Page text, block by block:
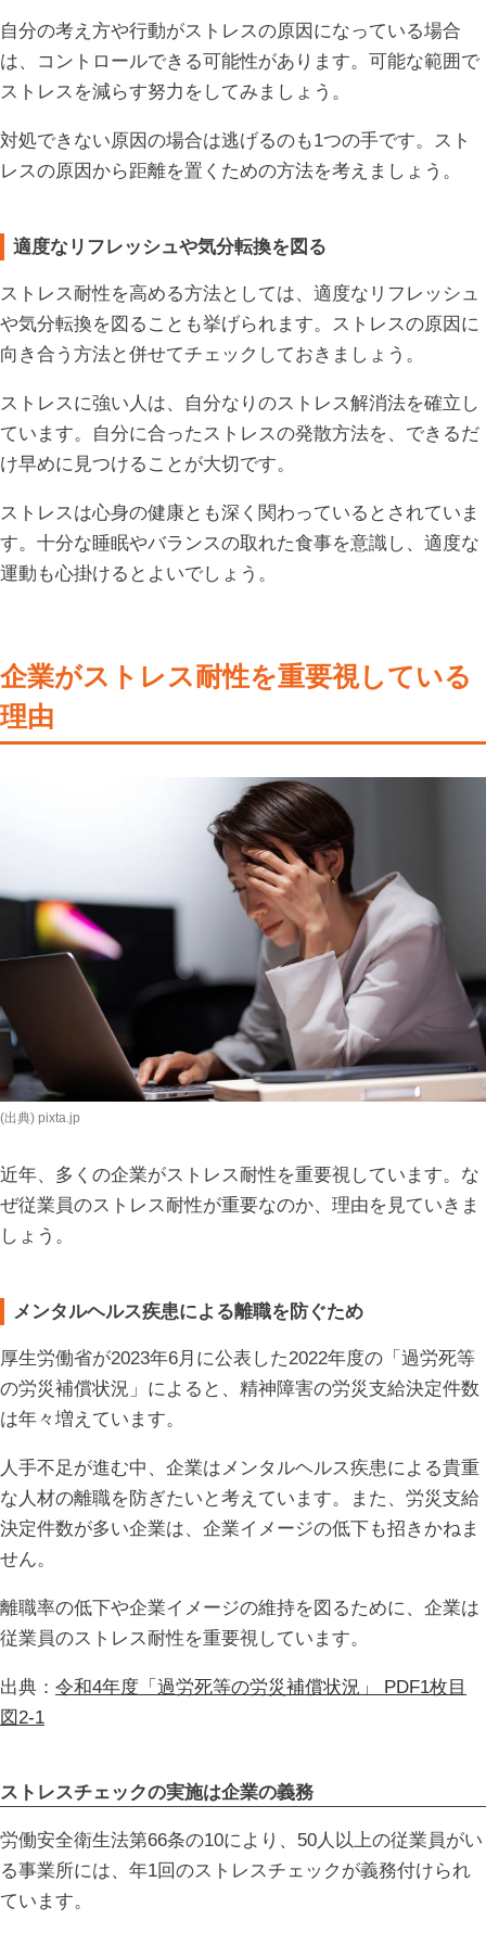
自分の考え方や行動がストレスの原因になっている場合
は、コントロールできる可能性があります。可能な範囲で
ストレスを減らす努力をしてみましょう。
対処できない原因の場合は逃げるのも1つの手です。スト
レスの原因から距離を置くための方法を考えましょう。
適度なリフレッシュや気分転換を図る
ストレス耐性を高める方法としては、適度なリフレッシュ
や気分転換を図ることも挙げられます。ストレスの原因に
向き合う方法と併せてチェックしておきましょう。
ストレスに強い人は、自分なりのストレス解消法を確立し
ています。自分に合ったストレスの発散方法を、できるだ
け早めに見つけることが大切です。
ストレスは心身の健康とも深く関わっているとされていま
す。十分な睡眠やバランスの取れた食事を意識し、適度な
運動も心掛けるとよいでしょう。
企業がストレス耐性を重要視している
理由
(出典) pixta.jp
近年、多くの企業がストレス耐性を重要視しています。な
ぜ従業員のストレス耐性が重要なのか、理由を見ていきま
しょう。
メンタルヘルス疾患による離職を防ぐため
厚生労働省が2023年6月に公表した2022年度の「過労死等
の労災補償状況」によると、精神障害の労災支給決定件数
は年々増えています。
人手不足が進む中、企業はメンタルヘルス疾患による貴重
な人材の離職を防ぎたいと考えています。また、労災支給
決定件数が多い企業は、企業イメージの低下も招きかねま
せん。
離職率の低下や企業イメージの維持を図るために、企業は
従業員のストレス耐性を重要視しています。
出典： 令和4年度「過労死等の労災補償状況」 PDF1枚目
図2-1
ストレスチェックの実施は企業の義務
労働安全衛生法第66条の10により、50人以上の従業員がい
る事業所には、年1回のストレスチェックが義務付けられ
ています。